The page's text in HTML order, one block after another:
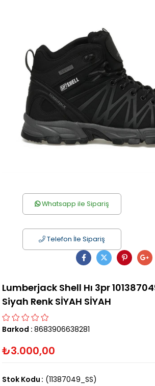
Whatsapp ile Sipariş
Telefon İle Sipariş
Lumberjack Shell Hı 3pr
Siyah Renk SİYAH SİYAH
Barkod : 8683906638281
₺3.000,00
(11387049_SS)
Stok Kodu